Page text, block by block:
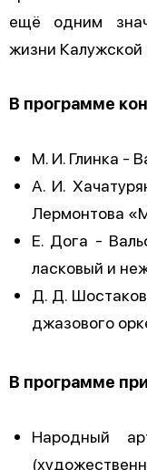
ещё одним
жизни Калужской
В программе
М. И. Глинка -
А. И.
Лермонтова
Е. Дога -
ласковый и
Д. Д.
джазового
В программе
Народный